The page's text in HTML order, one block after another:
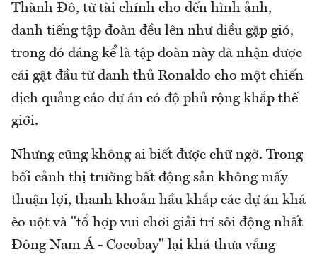
Thành Đô, từ tài chính cho đến hình ảnh,
danh tiếng tập đoàn đều lên như diều gặp gió,
trong đó đáng kể là tập đoàn này đã nhận được
cái gật đầu từ danh thủ Ronaldo cho một chiến
dịch quảng cáo dự án có độ phủ rộng khắp thế
giới.
Nhưng cũng không ai biết được chữ ngờ. Trong
bối cảnh thị trường bất động sản không mấy
thuận lợi, thanh khoản hầu khắp các dự án khá
èo uột và "tổ hợp vui chơi giải trí sôi động nhất
Đông Nam Á - Cocobay" lại khá thưa vắng